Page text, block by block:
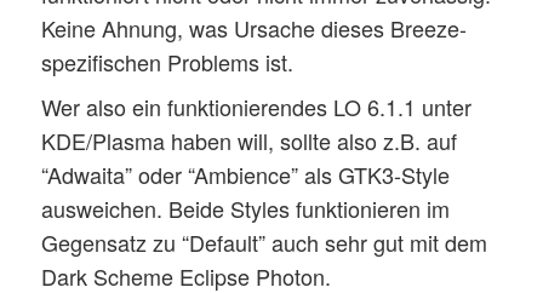
Keine Ahnung, was Ursache dieses Breeze-
spezifischen Problems ist.
Wer also ein funktionierendes LO 6.1.1 unter
KDE/Plasma haben will, sollte also z.B. auf
“Adwaita” oder “Ambience” als GTK3-Style
ausweichen. Beide Styles funktionieren im
Gegensatz zu “Default” auch sehr gut mit dem
Dark Scheme Eclipse Photon.